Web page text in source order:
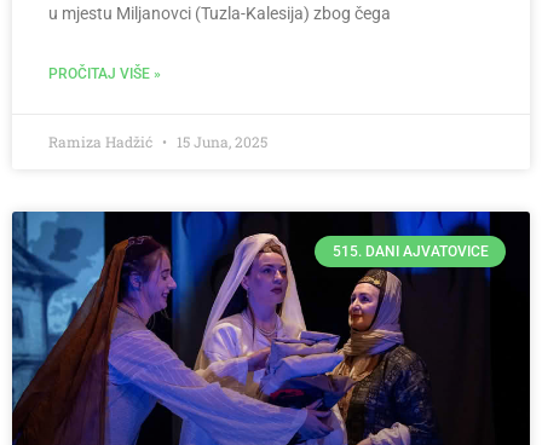
u mjestu Miljanovci (Tuzla-Kalesija) zbog čega
PROČITAJ VIŠE »
Ramiza Hadžić 15 Juna, 2025
515. DANI AJVATOVICE